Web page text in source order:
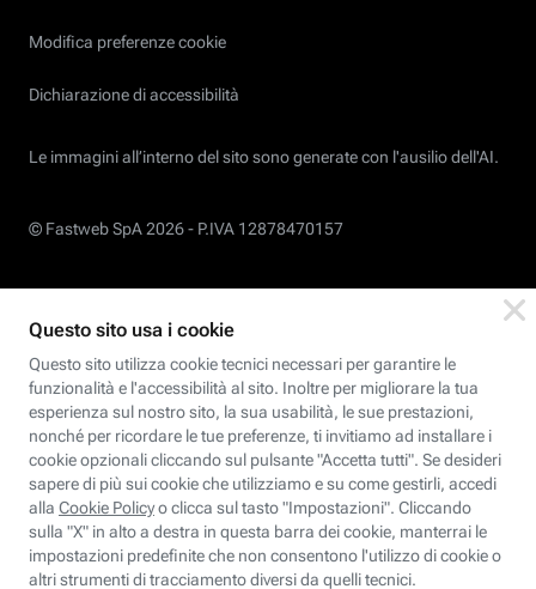
Modifica preferenze cookie
Dichiarazione di accessibilità
Le immagini all’interno del sito sono generate con l'ausilio dell'AI.
© Fastweb SpA 2026 - P.IVA 12878470157